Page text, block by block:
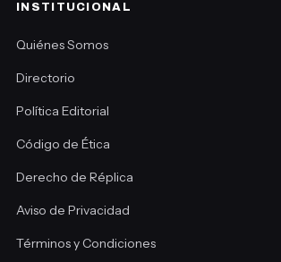
INSTITUCIONAL
Quiénes Somos
Directorio
Política Editorial
Código de Ética
Derecho de Réplica
Aviso de Privacidad
Términos y Condiciones